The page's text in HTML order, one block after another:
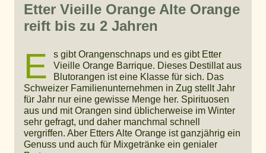
Etter Vieille Orange Alte Orange
reift bis zu 2 Jahren
E
s gibt Orangenschnaps und es gibt Etter
Vieille Orange Barrique. Dieses Destillat aus
Blutorangen ist eine Klasse für sich. Das
Schweizer Familienunternehmen in Zug stellt Jahr
für Jahr nur eine gewisse Menge her. Spirituosen
aus und mit Orangen sind üblicherweise im Winter
sehr gefragt, und daher manchmal schnell
vergriffen. Aber Etters Alte Orange ist ganzjährig ein
Genuss und auch für Mixgetränke ein genialer